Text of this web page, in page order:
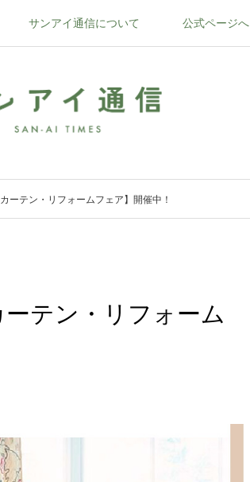
サンアイ通信について 公式ページへ
ーテン・リフォームフェア】開催中！
テン・リフォーム